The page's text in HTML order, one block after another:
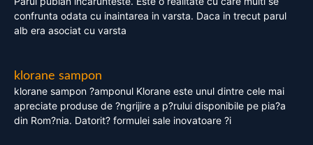
confrunta odata cu inaintarea in varsta. Daca in trecut parul
alb era asociat cu varsta
klorane sampon
klorane sampon ?amponul Klorane este unul dintre cele mai
apreciate produse de ?ngrijire a p?rului disponibile pe pia?a
din Rom?nia. Datorit? formulei sale inovatoare ?i